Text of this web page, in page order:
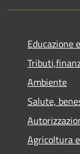
Educazione
Ambiente
Salute,
Agricoltura